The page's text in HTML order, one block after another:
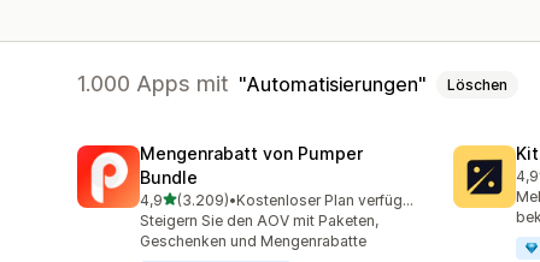
1.000 Apps mit Automatisierungen Löschen
Mengenrabatt von Pumper
Bundle
4,9von 5 Sternen
(3.209)
3209 Rezensionen insgesamt
•
Kostenloser Plan verfügbar
Steigern Sie den AOV mit Paketen,
Geschenken und Mengenrabatte
4,9